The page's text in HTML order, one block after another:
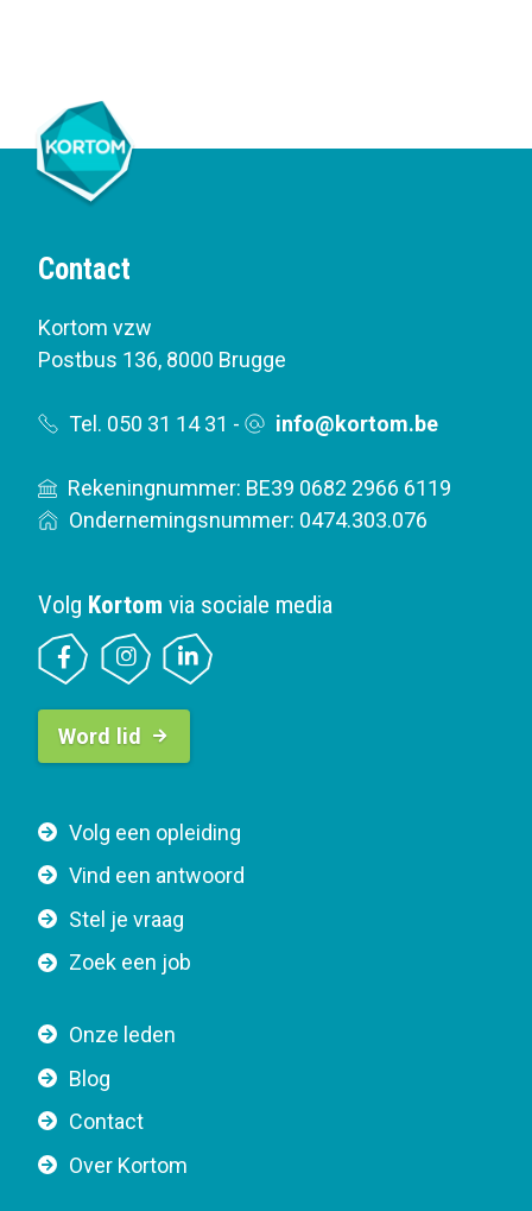
Contact
Kortom vzw
Postbus 136, 8000 Brugge
Tel. 050 31 14 31 - info@kortom.be
Rekeningnummer: BE39 0682 2966 6119
Ondernemingsnummer: 0474.303.076
F
o
t
e
a
v
i
a
Volg een opleiding
Vind een antwoord
Stel je vraag
Zoek een job
Onze leden
Blog
Contact
Over Kortom
Volg Kortom via sociale media
B
t
o
n
a
v
g
t
i
o
Word lid